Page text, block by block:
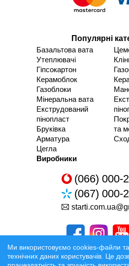
Популярні
Базальтова вата
Утеплювачі
Гіпсокартон
Керамоблок
Газоблоки
Мінеральна вата
Екструдований
пінопласт
Бруківка
Арматура
Цегла
та
Виробники
(066) 000-
(067) 000-
Ми використовуємо cookies-файли та
технічних даних користувачів. Це